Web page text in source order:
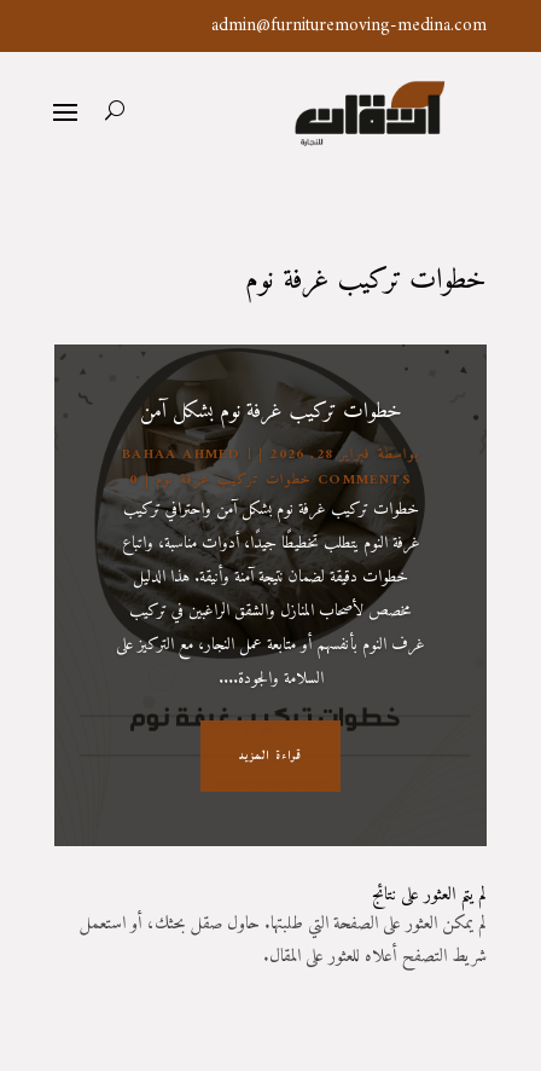
admin@furnituremoving-medina.com
خطوات تركيب غرفة نوم
خطوات تركيب غرفة نوم بشكل آمن
بواسطة ‪ BAHAA AHMED فبراير 28, 2026
|
خطوات تركيب غرفة نوم| 0 COMMENTS
خطوات تركيب غرفة نوم بشكل آمن واحترافي تركيب
غرفة النوم يتطلب تخطيطًا جيدًا، أدوات مناسبة، واتباع
خطوات دقيقة لضمان نتيجة آمنة وأنيقة. هذا الدليل
مخصص لأصحاب المنازل والشقق الراغبين في تركيب
غرف النوم بأنفسهم أو متابعة عمل النجار، مع التركيز على
السلامة والجودة....
قراءة المزيد
لم يتم العثور على نتائج
لم يمكن العثور على الصفحة التي طلبتها. حاول صقل بحثك، أو استعمل
شريط التصفح أعلاه للعثور على المقال.